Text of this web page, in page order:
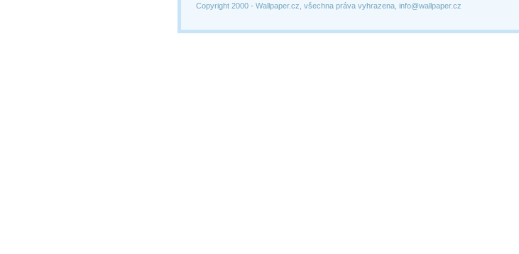
Copyright 2000 - Wallpaper.cz, všechna práva vyhrazena, info@wallpaper.cz